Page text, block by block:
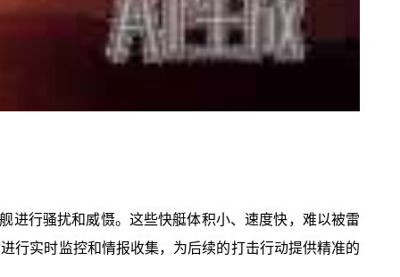
进行骚扰和威慑。这些快艇体积小、速度快，难以被雷
行实时监控和情报收集，为后续的打击行动提供精准的